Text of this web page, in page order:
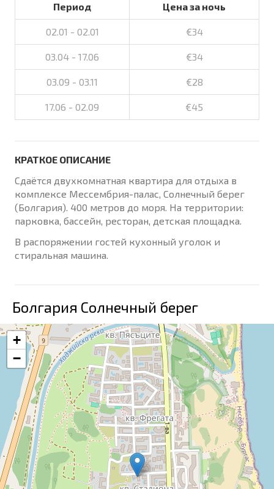
Период Цена за ночь
02.01 - 02.01 €34
03.04 - 17.06 €34
03.09 - 03.11 €28
17.06 - 02.09 €45
КРАТКОЕ ОПИСАНИЕ
Сдаётся двухкомнатная квартира для отдыха в
комплексе Мессембрия-палас, Солнечный берег
(Болгария). 400 метров до моря. На территории:
парковка, бассейн, ресторан, детская площадка.
В распоряжении гостей кухонный уголок и
стиральная машина.
Болгария Солнечный берег
+
−